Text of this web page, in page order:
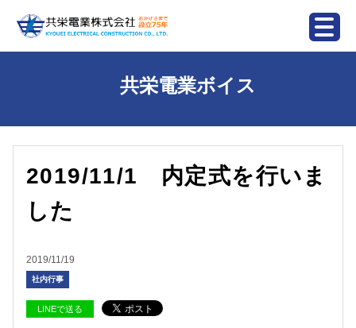
共栄電業ボイス
2019/11/1 内定式を行いま
した
2019/11/19
社内行事
LINEで送る